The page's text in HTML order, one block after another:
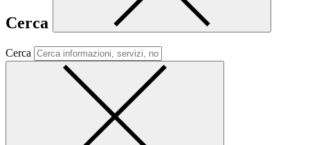
Cerca
Cerca